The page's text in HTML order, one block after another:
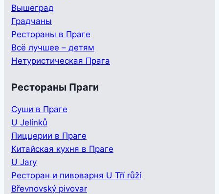
Вышеград
Градчаны
Рестораны в Праге
Всё лучшее – детям
Нетуристическая Прага
Рестораны Праги
Суши в Праге
U Jelínků
Пиццерии в Праге
Китайская кухня в Праге
U Jary
Ресторан и пивоварня U Tří růží
Břevnovský pivovar